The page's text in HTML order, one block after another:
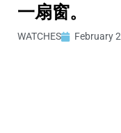
一扇窗。
WATCHES February